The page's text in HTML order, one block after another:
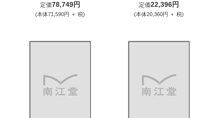
定価78,749円
(本体71,590円 ＋ 税)
定価22,396円
(本体20,360円 ＋ 税)